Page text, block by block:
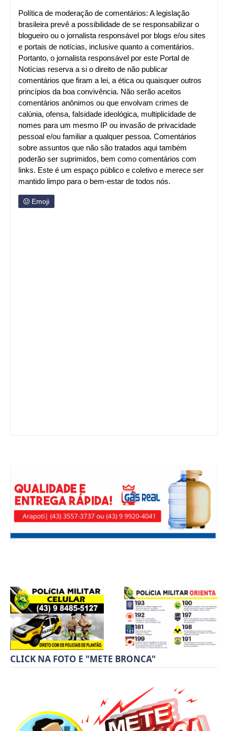
Política de moderação de comentários: A legislação
brasileira prevê a possibilidade de se responsabilizar o
blogueiro ou o jornalista responsável por blogs e/ou sites
e portais de notícias, inclusive quanto a comentários.
Portanto, o jornalista responsável por este Portal de
Notícias reserva a si o direito de não publicar
comentários que firam a lei, a ética ou quaisquer outros
princípios da boa convivência. Não serão aceitos
comentários anônimos ou que envolvam crimes de
calúnia, ofensa, falsidade ideológica, multiplicidade de
nomes para um mesmo IP ou invasão de privacidade
pessoal e/ou familiar a qualquer pessoa. Comentários
sobre assuntos que não são tratados aqui também
poderão ser suprimidos, bem como comentários com
links. Este é um espaço público e coletivo e merece ser
mantido limpo para o bem-estar de todos nós.
Emoji
CLICK NA FOTO E "METE BRONCA"